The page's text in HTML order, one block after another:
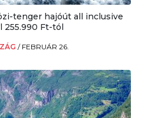
tenger hajóút all inclusive
255.990 Ft-tól
/ FEBRUÁR 26.